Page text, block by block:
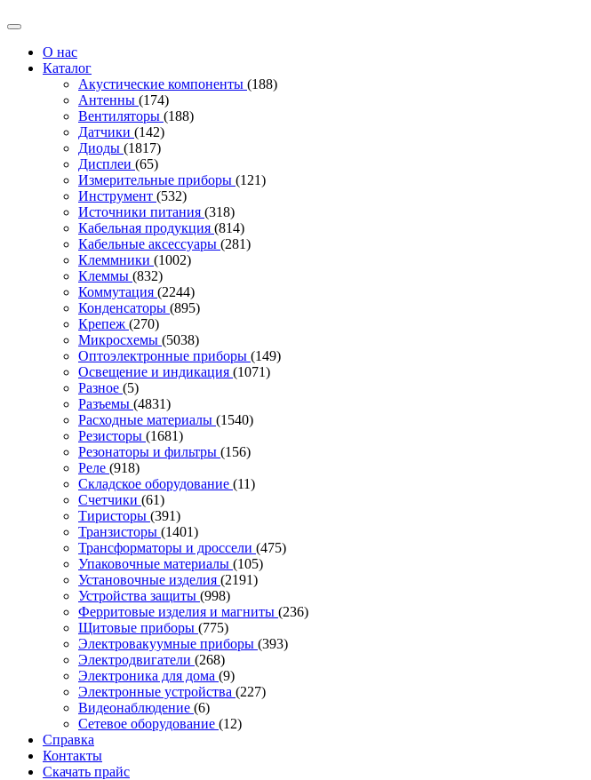
О нас
Каталог
Акустические компоненты (188)
Антенны (174)
Вентиляторы (188)
Датчики (142)
Диоды (1817)
Дисплеи (65)
Измерительные приборы (121)
Инструмент (532)
Источники питания (318)
Кабельная продукция (814)
Кабельные аксессуары (281)
Клеммники (1002)
Клеммы (832)
Коммутация (2244)
Конденсаторы (895)
Крепеж (270)
Микросхемы (5038)
Оптоэлектронные приборы (149)
Освещение и индикация (1071)
Разное (5)
Разъемы (4831)
Расходные материалы (1540)
Резисторы (1681)
Резонаторы и фильтры (156)
Реле (918)
Складское оборудование (11)
Счетчики (61)
Тиристоры (391)
Транзисторы (1401)
Трансформаторы и дроссели (475)
Упаковочные материалы (105)
Установочные изделия (2191)
Устройства защиты (998)
Ферритовые изделия и магниты (236)
Щитовые приборы (775)
Электровакуумные приборы (393)
Электродвигатели (268)
Электроника для дома (9)
Электронные устройства (227)
Видеонаблюдение (6)
Сетевое оборудование (12)
Справка
Контакты
Скачать прайс